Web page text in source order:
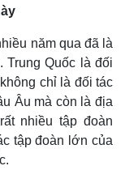
năm qua đã là
Trung Quốc là đối
chỉ là đối tác
Âu mà còn là địa
nhiều tập đoàn
tập đoàn lớn của